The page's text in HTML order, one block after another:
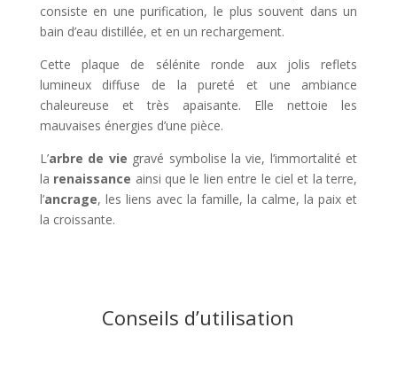
consiste en une purification, le plus souvent dans un
bain d’eau distillée, et en un rechargement.
Cette plaque de sélénite ronde aux jolis reflets
lumineux diffuse de la pureté et une ambiance
chaleureuse et très apaisante. Elle nettoie les
mauvaises énergies d’une pièce.
L’arbre de vie gravé symbolise la vie, l’immortalité et
la renaissance ainsi que le lien entre le ciel et la terre,
l’ancrage, les liens avec la famille, la calme, la paix et
la croissante.
Conseils d’utilisation